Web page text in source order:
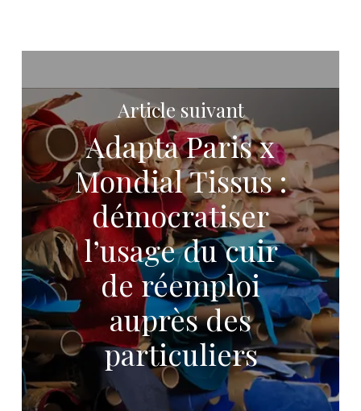
Article suivant
Adapta Paris x
Mondial Tissus :
démocratiser
l’usage du cuir
de réemploi
auprès des
particuliers